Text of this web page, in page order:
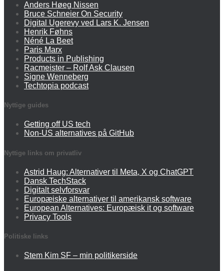
Anders Høeg Nissen
Bruce Schneier On Security
Digital Ugerevy ved Lars K. Jensen
Henrik Føhns
Néné La Beet
Paris Marx
Products in Publishing
Racmeister – Rolf Ask Clausen
Signe Wenneberg
Techtopia podcast
Nyttige guides
Getting off US tech
Non-US alternatives på GitHub
Nyttige links om privatliv
Astrid Haug: Alternativer til Meta, X og ChatGPT
Dansk TechStack
Digitalt selvforsvar
Europæiske alternativer til amerikansk software
European Alternatives: Europæisk it og software
Privacy Tools
Politiske links
Stem Kim SF – min politikerside